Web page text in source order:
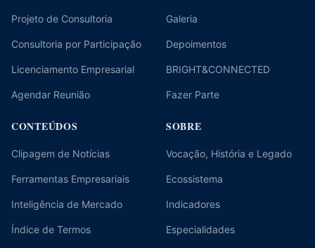
Projeto de Consultoria
Consultoria por Participação
Licenciamento Empresarial
Agendar Reunião
Galeria
Depoimentos
BRIGHT&CONNECTED
Fazer Parte
CONTEÚDOS
Clipagem de Notícias
Ferramentas Empresariais
Inteligência de Mercado
Índice de Termos
SOBRE
Vocação, História e Legado
Ecossistema
Indicadores
Especialidades